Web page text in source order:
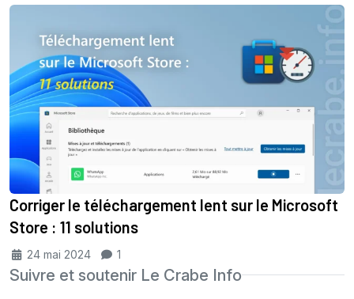
Corriger le téléchargement lent sur le Microsoft
Store : 11 solutions
24 mai 2024 1
Suivre et soutenir Le Crabe Info